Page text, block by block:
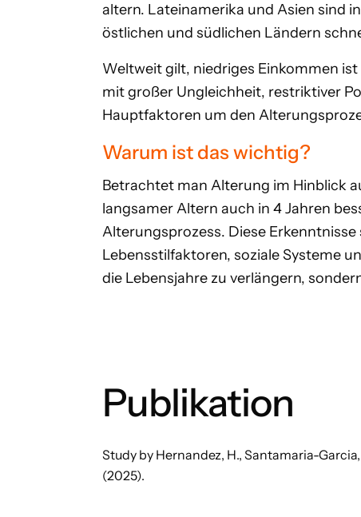
altern. Lateinamerika und Asien sind
östlichen und südlichen Ländern
Weltweit gilt, niedriges Einkommen
mit großer Ungleichheit, restriktiver
Hauptfaktoren um den
Warum ist das wichtig?
Betrachtet man Alterung im Hinblick
langsamer Altern auch in 4 Jahren
Alterungsprozess. Diese
Lebensstilfaktoren, soziale Systeme
die Lebensjahre zu verlängern,
Publikation
Study by Hernandez, H., Santamaria-
(2025).